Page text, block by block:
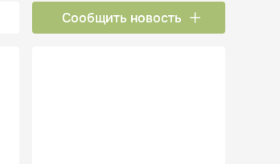
Сообщить новость